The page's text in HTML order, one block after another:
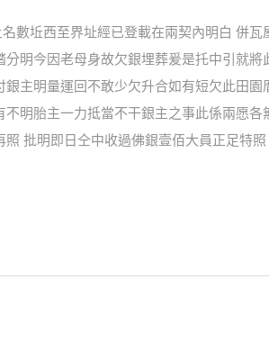
數坵西至界址經已登載在兩契內明白 併
明今因老母身故欠銀埋葬爰是托中引就
主明量運回不敢少欠升合如有短欠此田
明胎主一力抵當不干銀主之事此係兩愿
批明即日仝中收過佛銀壹佰大員正足特